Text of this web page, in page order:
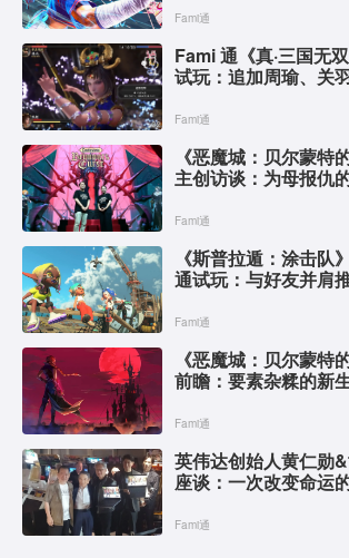
Fami通
Fami 通《真·三国无
试玩：追加周瑜、关
Fami通
《恶魔城：贝尔蒙特
主创访谈：为母报仇
Fami通
《斯普拉遁：涂击队
通试玩：与好友并肩
Fami通
《恶魔城：贝尔蒙特
前瞻：要素杂糅的新
Fami通
英伟达创始人黄仁勋
座谈：一次改变命运
Fami通